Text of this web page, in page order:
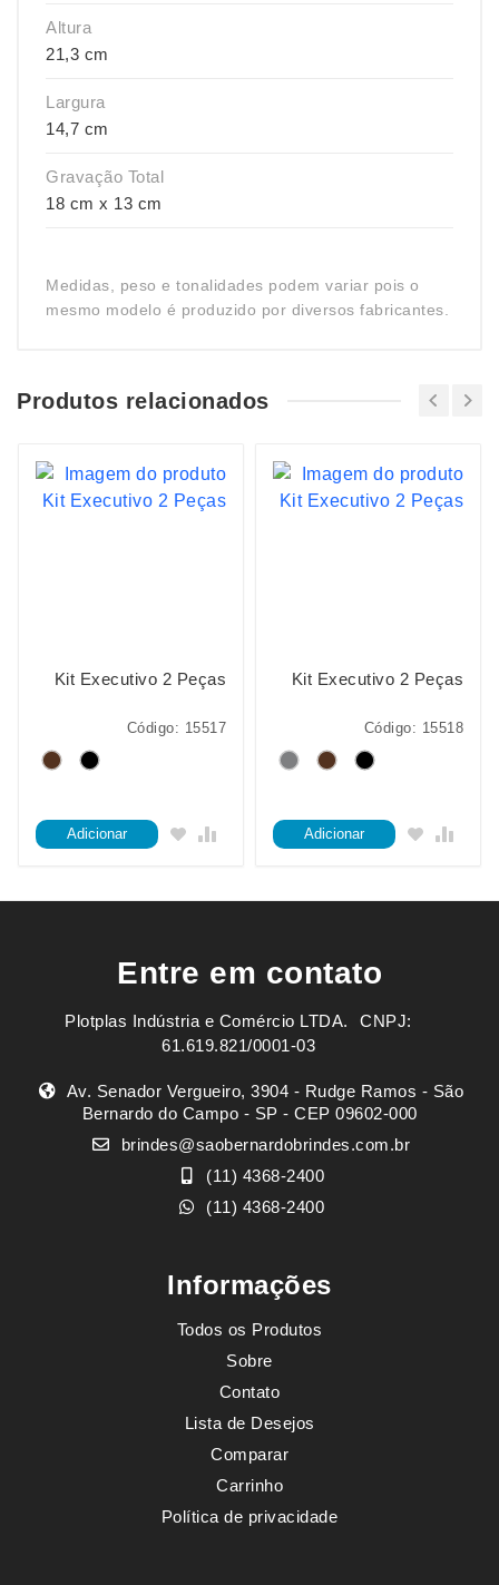
Altura
21,3 cm
Largura
14,7 cm
Gravação Total
18 cm x 13 cm
Medidas, peso e tonalidades podem variar pois o
mesmo modelo é produzido por diversos fabricantes.
Produtos relacionados
Kit Executivo 2 Peças
Código: 15517
Adicionar
Kit Executivo 2 Peças
Código: 15518
Adicionar
Entre em contato
Plotplas Indústria e Comércio LTDA. ㅤㅤㅤ CNPJ:
61.619.821/0001-03
Av. Senador Vergueiro, 3904 - Rudge Ramos - São
Bernardo do Campo - SP - CEP 09602-000
brindes@saobernardobrindes.com.br
(11) 4368-2400
(11) 4368-2400
Informações
Todos os Produtos
Sobre
Contato
Lista de Desejos
Comparar
Carrinho
Política de privacidade